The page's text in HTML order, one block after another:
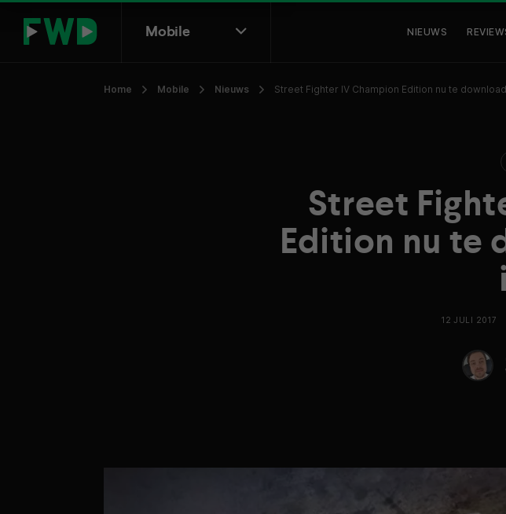
Mobile NIEUWS
Home Mobile Nieuws Street Fighter IV Champion Edition nu te
Street
Edition nu te
12 JULI 2017